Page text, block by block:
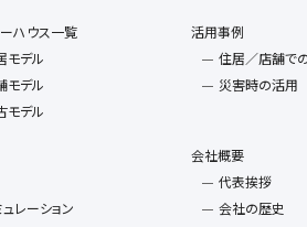
ーハウス一覧
モデル
モデル
モデル
レーション
活用事例
住居／店舗で
災害時の活用
会社概要
代表挨拶
会社の歴史